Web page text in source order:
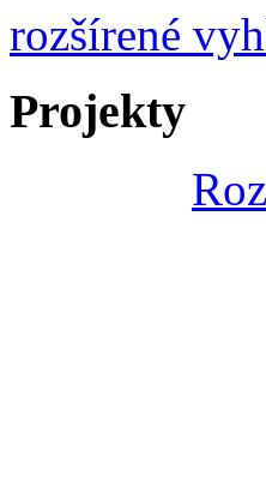
rozšírené
Projekty